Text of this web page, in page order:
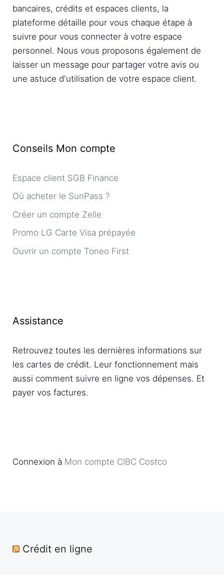
bancaires, crédits et espaces clients, la
plateforme détaille pour vous chaque étape à
suivre pour vous connecter à votre espace
personnel. Nous vous proposons également de
laisser un message pour partager votre avis ou
une astuce d'utilisation de votre espace client.
Conseils Mon compte
Espace client SGB Finance
Où acheter le SunPass ?
Créer un compte Zelle
Promo LG Carte Visa prépayée
Ouvrir un compte Toneo First
Assistance
Retrouvez toutes les dernières informations sur
les cartes de crédit. Leur fonctionnement mais
aussi comment suivre en ligne vos dépenses. Et
payer vos factures.
Connexion à Mon compte CIBC Costco
Crédit en ligne